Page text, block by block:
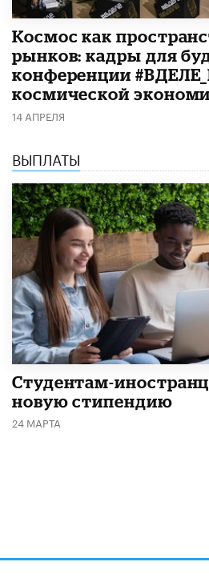
Космос как
рынков: кадры для
конференции
космической
14 АПРЕЛЯ
ВЫПЛАТЫ
Студентам-
новую стипендию
24 МАРТА